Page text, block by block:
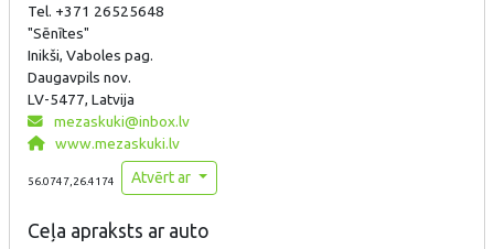
Tel. +371 26525648
"Sēnītes"
Inikši, Vaboles pag.
Daugavpils nov.
LV-5477, Latvija
mezaskuki@inbox.lv
www.mezaskuki.lv
56.0747,26.4174 Atvērt ar
Ceļa apraksts ar auto